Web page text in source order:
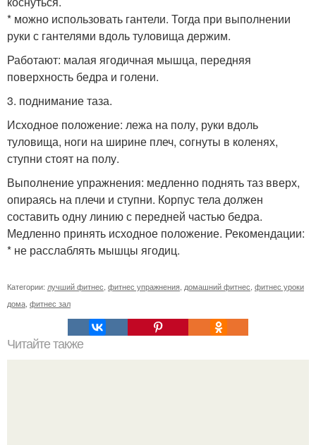
* можно использовать гантели. Тогда при выполнении
руки с гантелями вдоль туловища держим.
Работают: малая ягодичная мышца, передняя
поверхность бедра и голени.
3. поднимание таза.
Исходное положение: лежа на полу, руки вдоль
туловища, ноги на ширине плеч, согнуты в коленях,
ступни стоят на полу.
Выполнение упражнения: медленно поднять таз вверх,
опираясь на плечи и ступни. Корпус тела должен
составить одну линию с передней частью бедра.
Медленно принять исходное положение. Рекомендации:
* не расслаблять мышцы ягодиц.
Категории: лучший фитнес, фитнес упражнения, домашний фитнес, фитнес уроки
дома, фитнес зал
Читайте также